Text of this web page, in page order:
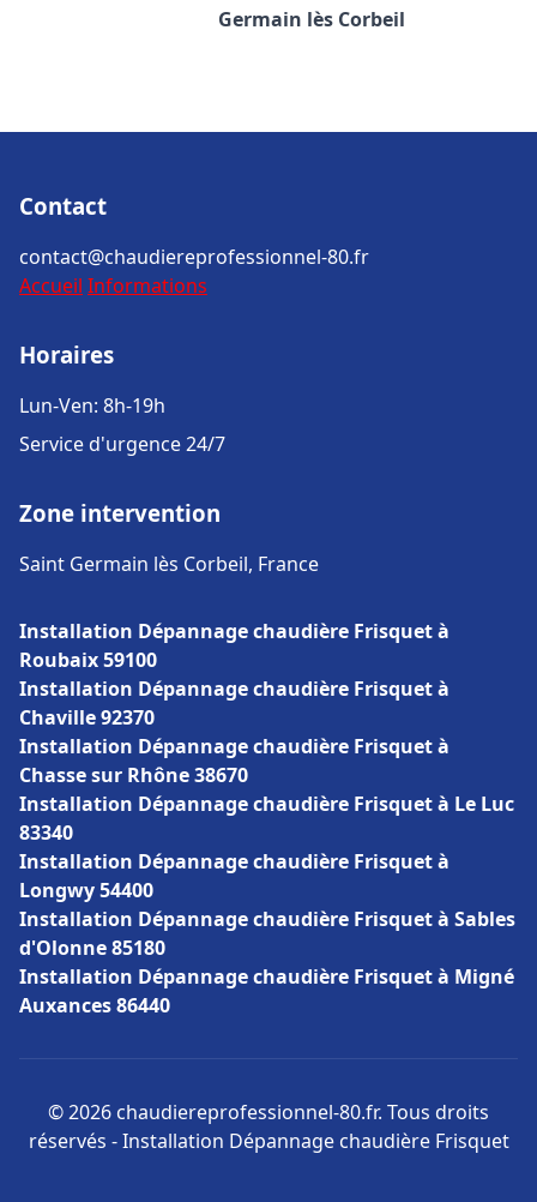
Germain lès Corbeil
Contact
contact@chaudiereprofessionnel-80.fr
Accueil Informations
Horaires
Lun-Ven: 8h-19h
Service d'urgence 24/7
Zone intervention
Saint Germain lès Corbeil, France
Installation Dépannage chaudière Frisquet à
Roubaix 59100
Installation Dépannage chaudière Frisquet à
Chaville 92370
Installation Dépannage chaudière Frisquet à
Chasse sur Rhône 38670
Installation Dépannage chaudière Frisquet à Le Luc
83340
Installation Dépannage chaudière Frisquet à
Longwy 54400
Installation Dépannage chaudière Frisquet à Sables
d'Olonne 85180
Installation Dépannage chaudière Frisquet à Migné
Auxances 86440
© 2026 chaudiereprofessionnel-80.fr. Tous droits
réservés - Installation Dépannage chaudière Frisquet